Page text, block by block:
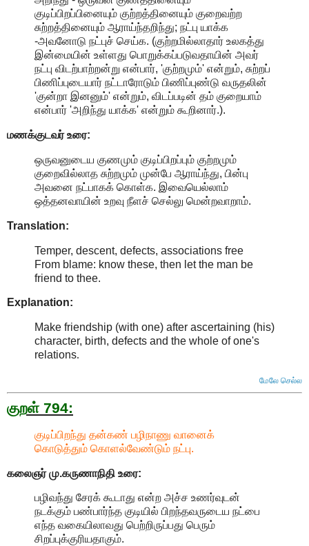
குடிப்பிறப்பினையும் குற்றத்தினையும் குறைவற்ற
சுற்றத்தினையும் ஆராய்ந்தறிந்து; நட்பு யாக்க
-அவனோடு நட்புச் செய்க. (குற்றமில்லாதார் உலகத்து
இன்மையின் உள்ளது பொறுக்கப்படுவதாயின் அவர்
நட்பு விடற்பாற்றன்று என்பார், 'குற்றமும்' என்றும், சுற்றப்
பிணிப்புடையார் நட்டாரோடும் பிணிப்புண்டு வருதலின்
'குன்றா இனனும்' என்றும், விடப்படின் தம் குறையாம்
என்பார் 'அறிந்து யாக்க' என்றும் கூறினார்.).
மணக்குடவர் உரை:
ஒருவனுடைய குணமும் குடிப்பிறப்பும் குற்றமும்
குறைவில்லாத சுற்றமும் முன்பே ஆராய்ந்து, பின்பு
அவனை நட்பாகக் கொள்க. இவையெல்லாம்
ஒத்தனவாயின் உறவு நீளச் செல்லு மென்றவாறாம்.
Translation:
Temper, descent, defects, associations free
From blame: know these, then let the man be
friend to thee.
Explanation:
Make friendship (with one) after ascertaining (his)
character, birth, defects and the whole of one's
relations.
மேலே செல்ல
குறள் 794:
குடிப்பிறந்து தன்கண் பழிநாணு வானைக்
கொடுத்தும் கொளல்வேண்டும் நட்பு.
கலைஞர் மு.கருணாநிதி உரை:
பழிவந்து சேரக் கூடாது என்ற அச்ச உணர்வுடன்
நடக்கும் பண்பார்ந்த குடியில் பிறந்தவருடைய நட்பை
எந்த வகையிலாவது பெற்றிருப்பது பெரும்
சிறப்புக்குரியதாகும்.